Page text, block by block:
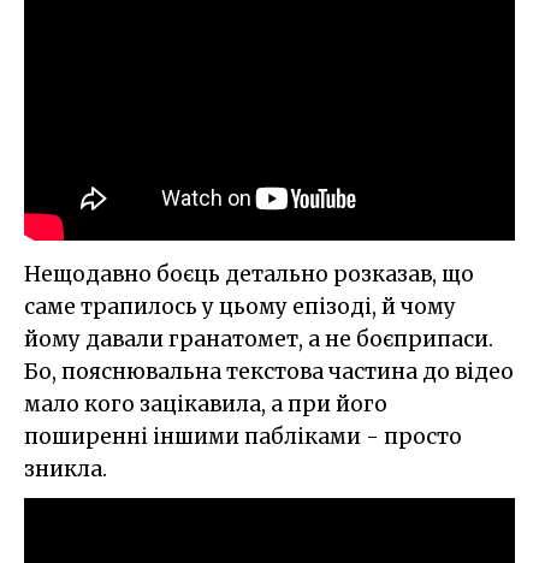
Нещодавно боєць детально розказав, що
саме трапилось у цьому епізоді, й чому
йому давали гранатомет, а не боєприпаси.
Бо, пояснювальна текстова частина до відео
мало кого зацікавила, а при його
поширенні іншими пабліками - просто
зникла.